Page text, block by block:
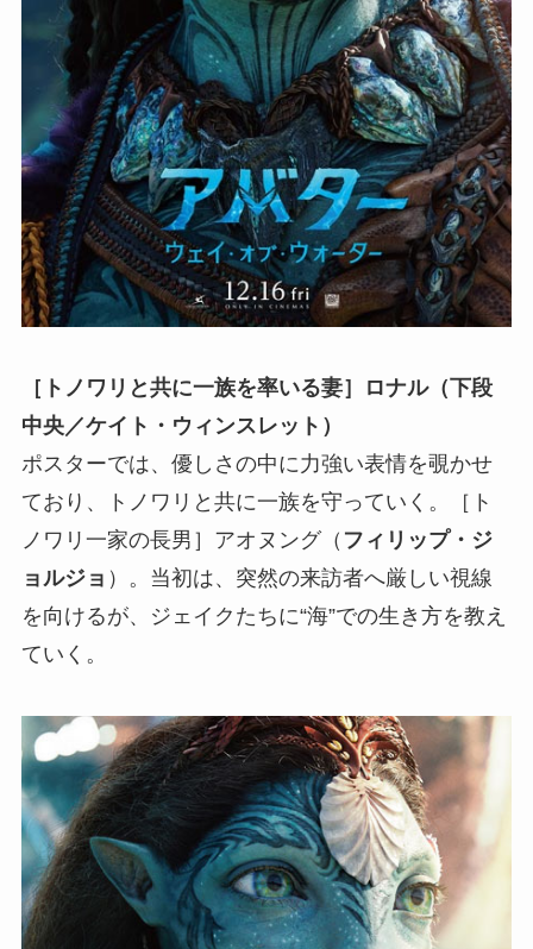
［トノワリと共に一族を率いる妻］ロナル（下段
中央／ケイト・ウィンスレット）
ポスターでは、優しさの中に力強い表情を覗かせ
ており、トノワリと共に一族を守っていく。［ト
ノワリ一家の長男］アオヌング（ フィリップ・ジ
ョルジョ ）。当初は、突然の来訪者へ厳しい視線
を向けるが、ジェイクたちに“海”での生き方を教え
ていく。